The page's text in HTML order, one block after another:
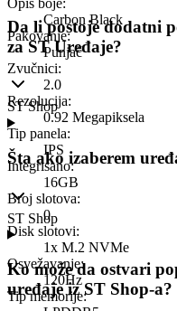
Carbon Black
Pakovanje:
Punjač
Zvučnici:
2.0
Rezolucija:
0.92 Megapiksela
Tip panela:
IPS
Integrisano:
16GB
Broj slotova:
0
Disk slotovi:
1x M.2 NVMe
Osvežavanje:
120Hz
Tip memorije:
Da li postoje dodatni
za ST Uređaje?
ST Shop
Šta ako izaberem
ST Shop
Ko može da ostvari
uređaje iz ST Shop-a?